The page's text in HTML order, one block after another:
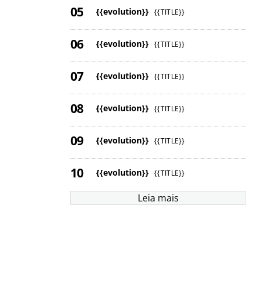
{{evolution}} {{TITLE}}
{{evolution}} {{TITLE}}
{{evolution}} {{TITLE}}
{{evolution}} {{TITLE}}
{{evolution}} {{TITLE}}
{{evolution}} {{TITLE}}
Leia mais